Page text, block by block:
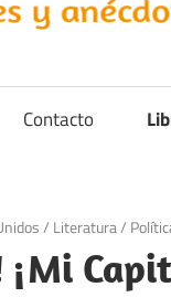
Contacto
/ Literatura/
¡Mi